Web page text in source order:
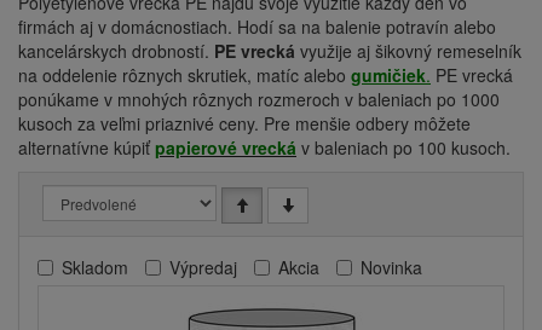
firmách aj v domácnostiach. Hodí sa na balenie potravín alebo
kancelárskych drobností. PE vrecká využije aj šikovný remeselník
na oddelenie rôznych skrutiek, matíc alebo gumičiek. PE vrecká
ponúkame v mnohých rôznych rozmeroch v baleniach po 1000
kusoch za veľmi priaznivé ceny. Pre menšie odbery môžete
alternatívne kúpiť papierové vrecká v baleniach po 100 kusoch.
Skladom Výpredaj Akcia Novinka